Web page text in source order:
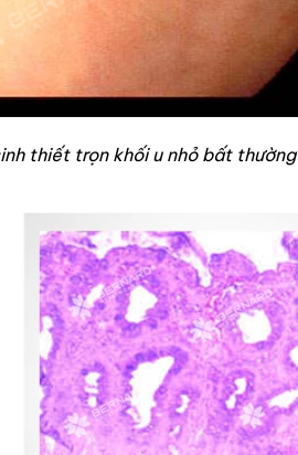
thiết trọn khối u nhỏ bất thường